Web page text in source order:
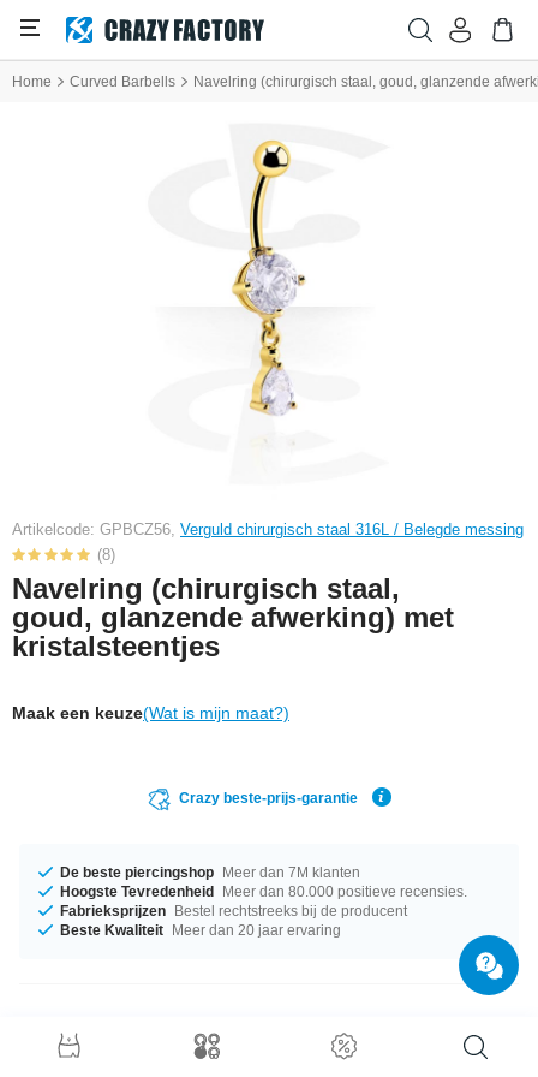
Home Curved Barbells Navelring (chirurgisch staal, goud, glanzende
Artikelcode: GPBCZ56, Verguld chirurgisch staal 316L / Belegde messing
(8)
Navelring (chirurgisch staal,
goud, glanzende afwerking) met
kristalsteentjes
Maak een keuze(Wat is mijn maat?)
Crazy beste-prijs-garantie
De beste piercingshop Meer dan 7M klanten
Hoogste Tevredenheid Meer dan 80.000 positieve recensies.
Fabrieksprijzen Bestel rechtstreeks bij de producent
Beste Kwaliteit Meer dan 20 jaar ervaring
Productgegevens